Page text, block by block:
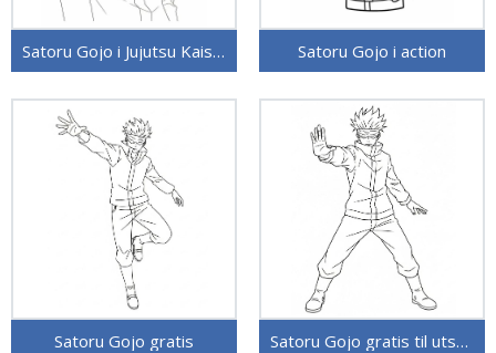
Satoru Gojo i Jujutsu Kaisen Satoru Gojo i action
Satoru Gojo gratis Satoru Gojo gratis til utskrift